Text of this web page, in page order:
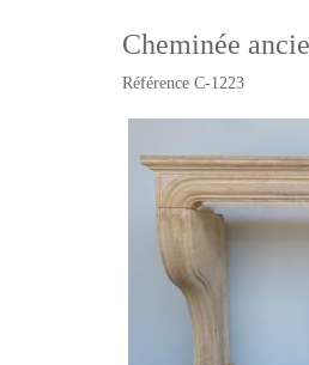
Cheminée
Référence C-1223